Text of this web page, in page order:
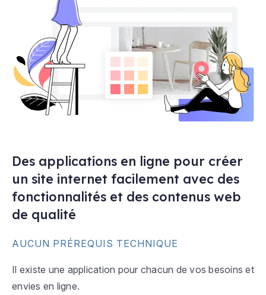
Des applications en ligne pour créer
un site internet facilement avec des
fonctionnalités et des contenus web
de qualité
AUCUN PRÉREQUIS TECHNIQUE
Il existe une application pour chacun de vos besoins et
envies en ligne.